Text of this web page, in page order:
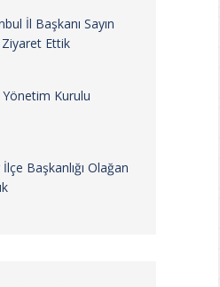
İl Başkanı Sayın
Ziyaret Ettik
Kurulu
Başkanlığı Olağan